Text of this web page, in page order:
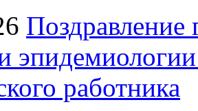
Поздравление
работника